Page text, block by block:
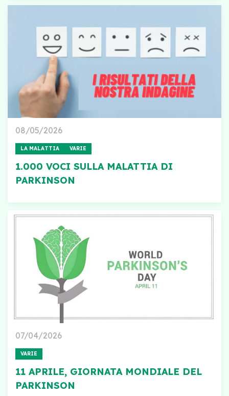
08/05/2026
LA MALATTIA VARIE
1.000 VOCI SULLA MALATTIA DI
PARKINSON
07/04/2026
VARIE
11 APRILE, GIORNATA MONDIALE DEL
PARKINSON